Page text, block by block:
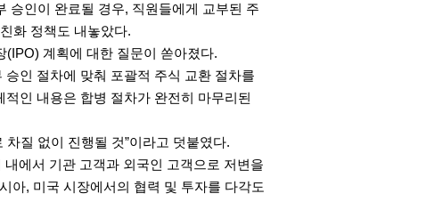
승인이 완료될 경우, 직원들에게 교부된 주
화 정책도 내놓았다.
계획에 대한 질문이 쏟아졌다.
인 절차에 맞춰 포괄적 주식 교환 절차를
인 내용은 합병 절차가 완전히 마무리된
질 없이 진행될 것”이라고 덧붙였다.
에서 기관 고객과 외국인 고객으로 저변을
아, 미국 시장에서의 협력 및 투자를 다각도